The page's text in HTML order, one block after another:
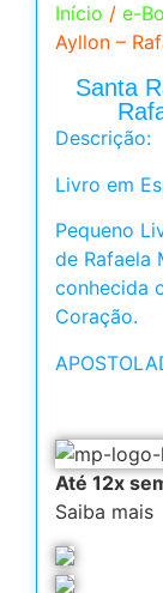
Início / e-
Ayllon –
Santa
Descrição:
Livro em
Pequeno
de Rafaela
conhecida
Coração.
Até 12x
Saiba mais